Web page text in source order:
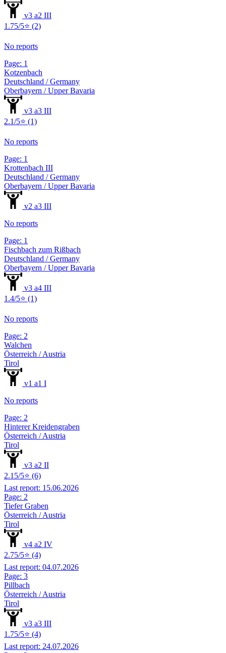
v3 a2 III
1.75/5⭐ (2)
No reports
Page: 1
Kotzenbach
Deutschland / Germany
Oberbayern / Upper Bavaria
v3 a3 III
2.1/5⭐ (1)
No reports
Page: 1
Krottenbach III
Deutschland / Germany
Oberbayern / Upper Bavaria
v2 a3 III
No reports
Page: 1
Fischbach zum Rißbach
Deutschland / Germany
Oberbayern / Upper Bavaria
v3 a4 III
1.4/5⭐ (1)
No reports
Page: 2
Walchen
Österreich / Austria
Tirol
v1 a1 I
No reports
Page: 2
Hinterer Kreidengraben
Österreich / Austria
Tirol
v3 a2 II
2.15/5⭐ (6)
Last report: 15.06.2026
Page: 2
Tiefer Graben
Österreich / Austria
Tirol
v4 a2 IV
2.75/5⭐ (4)
Last report: 04.07.2026
Page: 3
Pillbach
Österreich / Austria
Tirol
v3 a3 III
1.75/5⭐ (4)
Last report: 24.07.2026